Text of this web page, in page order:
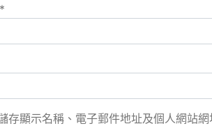
*
存顯示名稱、電子郵件地址及個人網站